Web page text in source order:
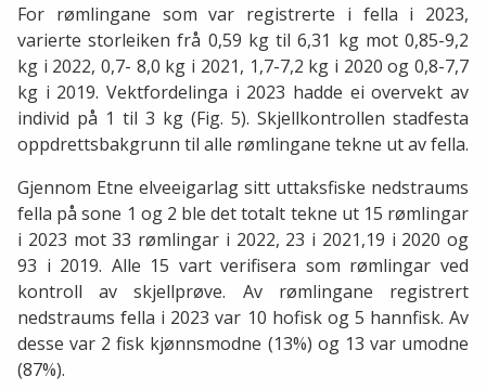
For rømlingane som var registrerte i fella i 2023,
varierte storleiken frå 0,59 kg til 6,31 kg mot 0,85-9,2
kg i 2022, 0,7- 8,0 kg i 2021, 1,7-7,2 kg i 2020 og 0,8-7,7
kg i 2019. Vektfordelinga i 2023 hadde ei overvekt av
individ på 1 til 3 kg (Fig. 5). Skjellkontrollen stadfesta
oppdrettsbakgrunn til alle rømlingane tekne ut av fella.
Gjennom Etne elveeigarlag sitt uttaksfiske nedstraums
fella på sone 1 og 2 ble det totalt tekne ut 15 rømlingar
i 2023 mot 33 rømlingar i 2022, 23 i 2021,19 i 2020 og
93 i 2019. Alle 15 vart verifisera som rømlingar ved
kontroll av skjellprøve. Av rømlingane registrert
nedstraums fella i 2023 var 10 hofisk og 5 hannfisk. Av
desse var 2 fisk kjønnsmodne (13%) og 13 var umodne
(87%).